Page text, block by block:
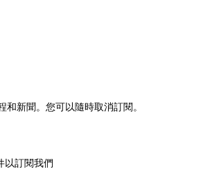
和新聞。您可以隨時取消訂閱。